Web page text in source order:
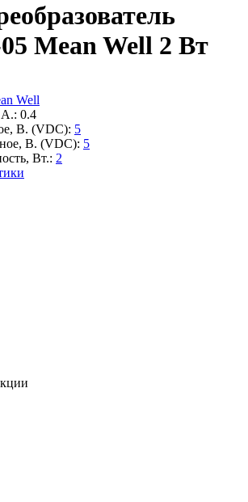
Mean Well 2 Вт
Well
0.4
В. (VDC): 5
В. (VDC): 5
Вт.: 2